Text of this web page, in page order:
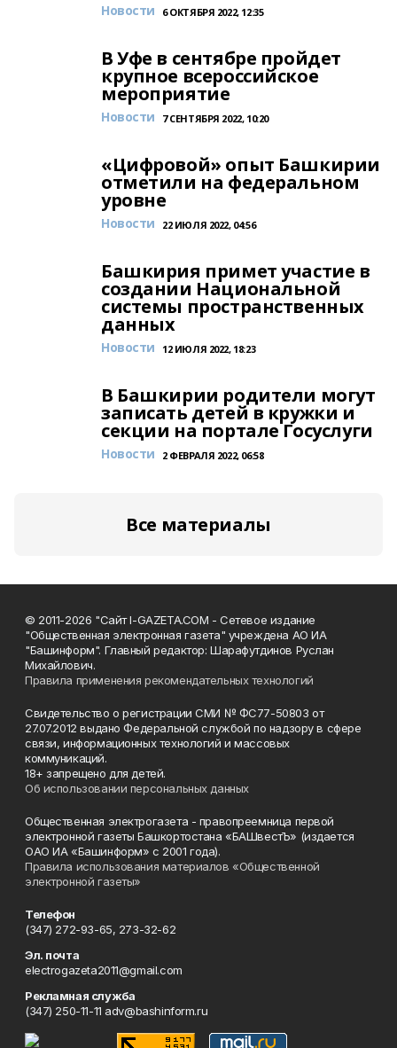
Новости 6 ОКТЯБРЯ 2022, 12:35
В Уфе в сентябре пройдет
крупное всероссийское
мероприятие
Новости 7 СЕНТЯБРЯ 2022, 10:20
«Цифровой» опыт Башкирии
отметили на федеральном
уровне
Новости 22 ИЮЛЯ 2022, 04:56
Башкирия примет участие в
создании Национальной
системы пространственных
данных
Новости 12 ИЮЛЯ 2022, 18:23
В Башкирии родители могут
записать детей в кружки и
секции на портале Госуслуги
Новости 2 ФЕВРАЛЯ 2022, 06:58
Все материалы
© 2011-2026 "Сайт I-GAZETA.COM - Сетевое издание
"Общественная электронная газета" учреждена АО ИА
"Башинформ". Главный редактор: Шарафутдинов Руслан
Михайлович.
Правила применения рекомендательных технологий
Свидетельство о регистрации СМИ № ФС77-50803 от
27.07.2012 выдано Федеральной службой по надзору в сфере
связи, информационных технологий и массовых
коммуникаций.
18+ запрещено для детей.
Об использовании персональных данных
Общественная электрогазета - правопреемница первой
электронной газеты Башкортостана «БАШвестЪ» (издается
ОАО ИА «Башинформ» с 2001 года).
Правила использования материалов «Общественной
электронной газеты»
Телефон
(347) 272-93-65, 273-32-62
Эл. почта
electrogazeta2011@gmail.com
Рекламная служба
(347) 250-11-11 adv@bashinform.ru